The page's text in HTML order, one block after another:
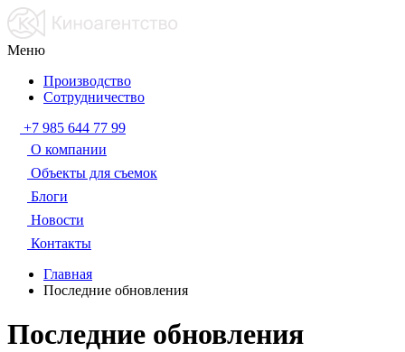
Меню
Производство
Сотрудничество
+7 985 644 77 99
О компании
Объекты для съемок
Блоги
Новости
Контакты
Главная
Последние обновления
Последние обновления